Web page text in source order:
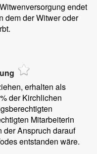
endet
dem der Witwer oder
erhalten als
der Kirchlichen
Mitarbeiterin
der Anspruch darauf
entstanden wäre.